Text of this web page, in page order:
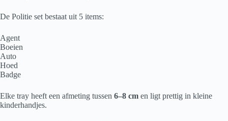
De Politie set bestaat uit 5 items:
Agent
Boeien
Auto
Hoed
Badge
Elke tray heeft een afmeting tussen 6–8 cm en ligt prettig in kleine
kinderhandjes.